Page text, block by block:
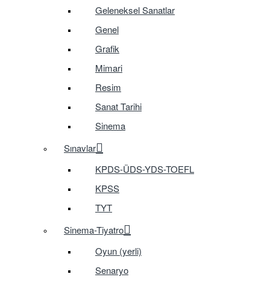
Geleneksel Sanatlar
Genel
Grafik
Mimari
Resim
Sanat Tarihi
Sinema
Sınavlar
KPDS-ÜDS-YDS-TOEFL
KPSS
TYT
Sinema-Tiyatro
Oyun (yerli)
Senaryo